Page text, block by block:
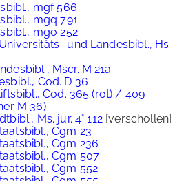
mgf 566
mgq 791
mgo 252
und Landesbibl., Hs.
Mscr. M 21a
Cod. D 36
Cod. 365 (rot) / 409
M 36)
Ms. jur. 4° 112[verschollen]
Cgm 23
Cgm 236
Cgm 507
Cgm 552